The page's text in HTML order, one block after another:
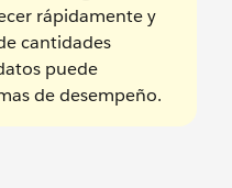
rápidamente y
cantidades
puede
de desempeño.